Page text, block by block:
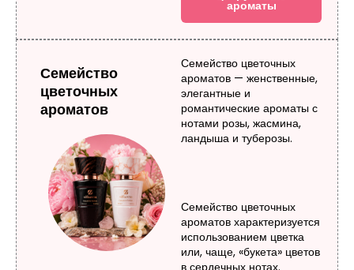
ароматы
Семейство
цветочных
ароматов
Семейство цветочных
ароматов — женственные,
элегантные и
романтические ароматы с
нотами розы, жасмина,
ландыша и туберозы.
Семейство цветочных
ароматов характеризуется
использованием цветка
или, чаще, «букета» цветов
в сердечных нотах.